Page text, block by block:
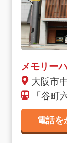
メモリー
大阪市
「谷町
電話を